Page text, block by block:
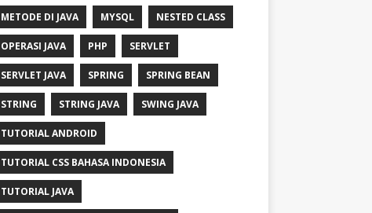
METODE DI JAVA MYSQL NESTED CLASS
OPERASI JAVA PHP SERVLET
SERVLET JAVA SPRING SPRING BEAN
STRING STRING JAVA SWING JAVA
TUTORIAL ANDROID
TUTORIAL CSS BAHASA INDONESIA
TUTORIAL JAVA